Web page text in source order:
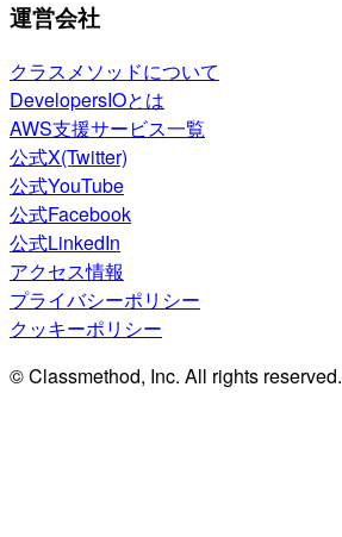
運営会社
クラスメソッドについて
DevelopersIOとは
AWS支援サービス一覧
公式X(Twitter)
公式YouTube
公式Facebook
公式LinkedIn
アクセス情報
プライバシーポリシー
クッキーポリシー
© Classmethod, Inc. All rights reserved.